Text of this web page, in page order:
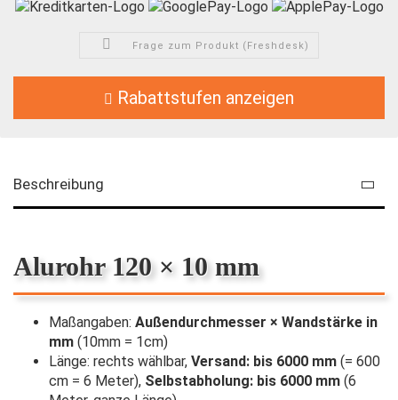
Frage zum Produkt (Freshdesk)
Rabattstufen anzeigen
Beschreibung
Alurohr 120 × 10 mm
Maßangaben: Außendurchmesser × Wandstärke in
mm (10mm = 1cm)
Länge: rechts wählbar, Versand: bis 6000 mm (= 600
cm = 6 Meter), Selbstabholung: bis 6000 mm (6